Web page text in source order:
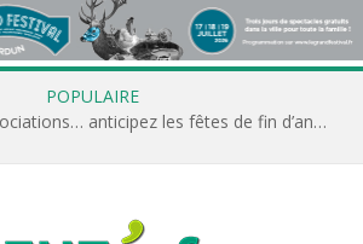
POPULAIRE
Commerçants, associations… anticipez les fêtes de fin d’année avec Meuz’Info